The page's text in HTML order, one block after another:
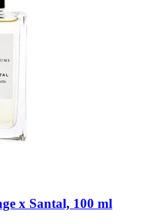
x Santal, 100 ml